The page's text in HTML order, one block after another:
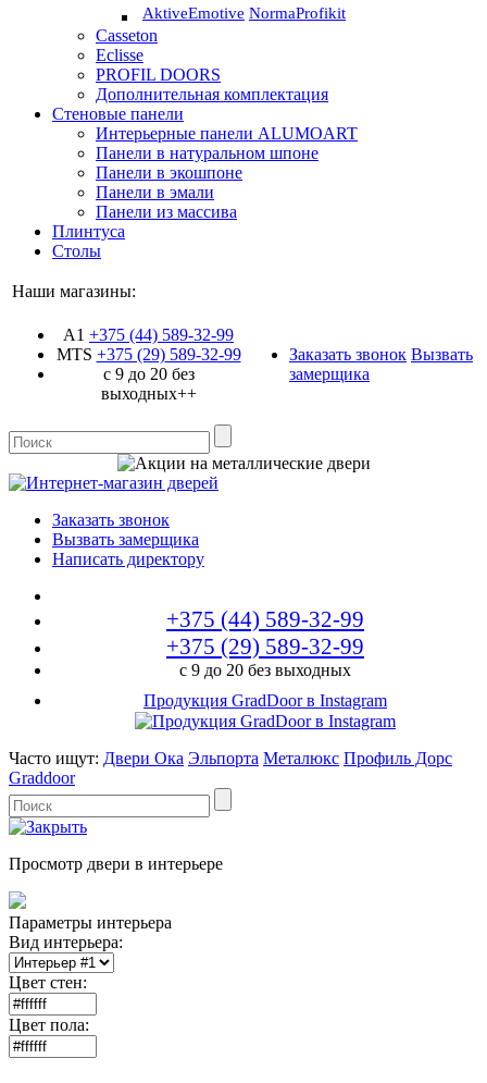
AktiveEmotive NormaProfikit
Casseton
Eclisse
PROFIL DOORS
Дополнительная комплектация
Стеновые панели
Интерьерные панели ALUMOART
Панели в натуральном шпоне
Панели в экошпоне
Панели в эмали
Панели из массива
Плинтуса
Столы
Наши магазины:
A1 +375 (44) 589-32-99
MTS +375 (29)589-32-99
с 9 до 20 без
выходных++
Заказать звонок Вызвать
замерщика
Заказать звонок
Вызвать замерщика
Написать директору
+375 (44) 589-32-99
+375 (29) 589-32-99
с 9 до 20 без выходных
Продукция GradDoor в Instagram
Часто ищут: Двери Ока Эльпорта Металюкс Профиль Дорс
Graddoor
Просмотр двери в интерьере
Параметры интерьера
Вид интерьера:
Цвет стен:
Цвет пола: